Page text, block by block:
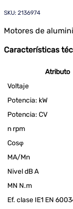
SKU: 2136974
Motores de
Características
Atributo
Voltaje
Potencia: kW
Potencia: CV
n rpm
Cosφ
MA/Mn
Nivel dB A
MN N.m
Ef. clase IE1 EN